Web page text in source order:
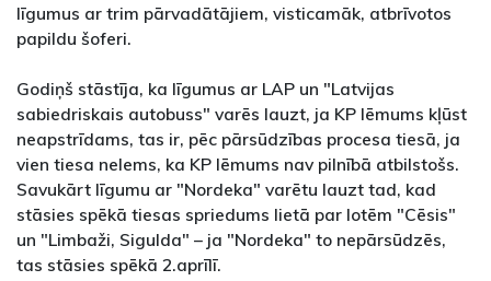
līgumus ar trim pārvadātājiem, visticamāk, atbrīvotos
papildu šoferi.
Godiņš stāstīja, ka līgumus ar LAP un "Latvijas
sabiedriskais autobuss" varēs lauzt, ja KP lēmums kļūst
neapstrīdams, tas ir, pēc pārsūdzības procesa tiesā, ja
vien tiesa nelems, ka KP lēmums nav pilnībā atbilstošs.
Savukārt līgumu ar "Nordeka" varētu lauzt tad, kad
stāsies spēkā tiesas spriedums lietā par lotēm "Cēsis"
un "Limbaži, Sigulda" – ja "Nordeka" to nepārsūdzēs,
tas stāsies spēkā 2.aprīlī.